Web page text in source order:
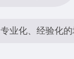
专业化、经验化的